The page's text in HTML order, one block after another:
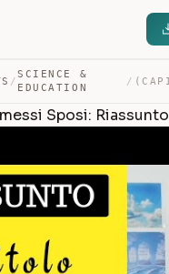
/
SCIENCE &
EDUCATION
/
Sposi: Riassunto